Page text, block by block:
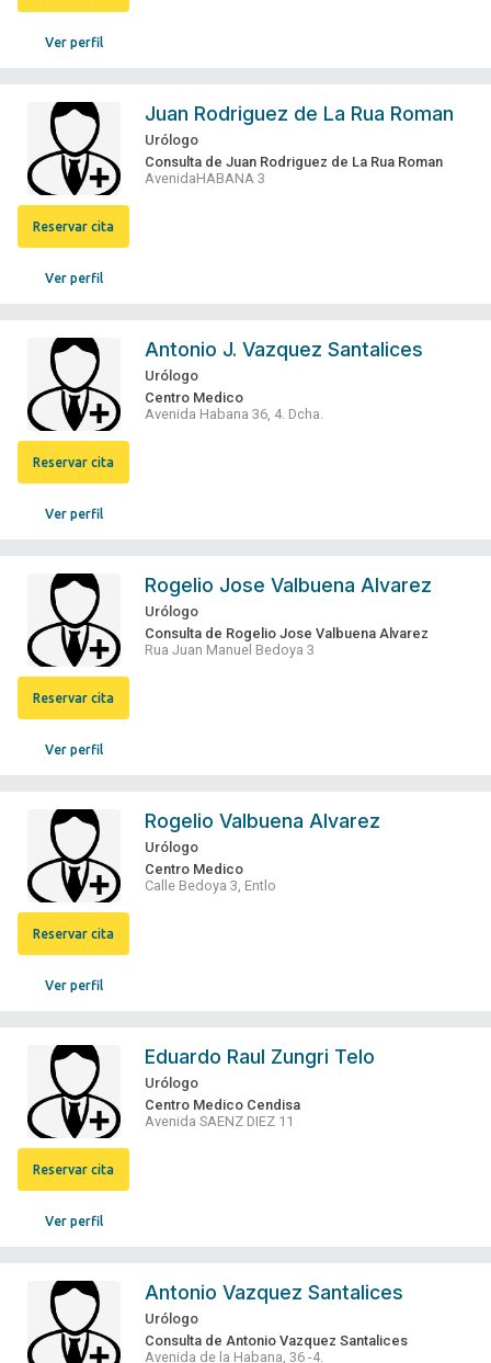
Ver perfil
Ver perfil
Reservar cita
Juan Rodriguez de La Rua Roman
Urólogo
Consulta de Juan Rodriguez de La Rua Roman
AvenidaHABANA 3
Ver perfil
Reservar cita
Antonio J. Vazquez Santalices
Urólogo
Centro Medico
Avenida Habana 36, 4. Dcha.
Ver perfil
Reservar cita
Rogelio Jose Valbuena Alvarez
Urólogo
Consulta de Rogelio Jose Valbuena Alvarez
Rua Juan Manuel Bedoya 3
Ver perfil
Reservar cita
Rogelio Valbuena Alvarez
Urólogo
Centro Medico
Calle Bedoya 3, Entlo
Ver perfil
Reservar cita
Eduardo Raul Zungri Telo
Urólogo
Centro Medico Cendisa
Avenida SAENZ DIEZ 11
Antonio Vazquez Santalices
Urólogo
Consulta de Antonio Vazquez Santalices
Avenida de la Habana, 36 -4.